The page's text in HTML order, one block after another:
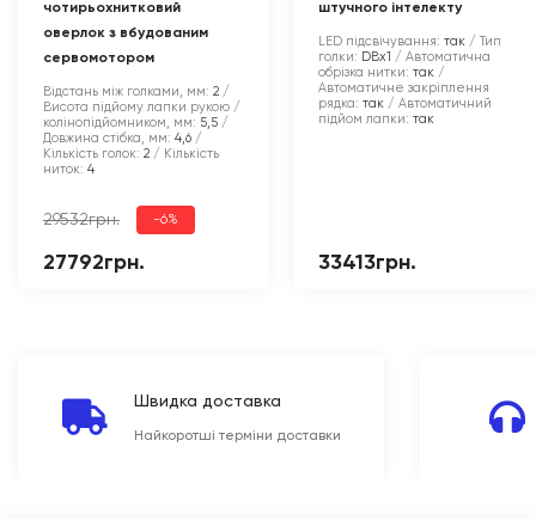
чотирьохнитковий
оверлок з вбудованим
сервомотором
Відстань між голками, мм: 2
Висота підйому лапки рукою /
колінопідйомником, мм: 5,5
Довжина стібка, мм: 4,6
Кількість голок: 2
Кількість
ниток: 4
29532грн. -6%
27792грн.
штучного інтелекту
LED підсвічування: так
Тип
голки: DBx1
Автоматична
обрізка нитки: так
Автоматичне закріплення
рядка: так
Автоматичний
підйом лапки: так
33413грн.
Швидка доставка
Найкоротші терміни доставки